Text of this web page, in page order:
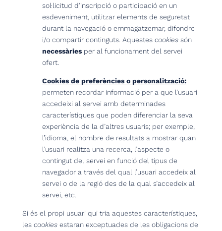
sol·licitud d’inscripció o participació en un
esdeveniment, utilitzar elements de seguretat
durant la navegació o emmagatzemar, difondre
i/o compartir continguts. Aquestes cookiessón
necessàriesper al funcionament del servei
ofert.
Cookies de preferències o personalització:
permeten recordar informació per a que l’usuari
accedeixi al servei amb determinades
característiques que poden diferenciar la seva
experiència de la d’altres usuaris; per exemple,
l’idioma, el nombre de resultats a mostrar quan
l’usuari realitza una recerca, l’aspecte o
contingut del servei en funció del tipus de
navegador a través del qual l’usuari accedeix al
servei o de la regió des de la qual s’accedeix al
servei, etc.
Si és el propi usuari qui tria aquestes característiques,
les cookiesestaran exceptuades de les obligacions de